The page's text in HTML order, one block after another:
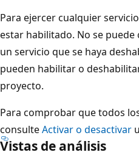
Para ejercer cualquier
estar habilitado. No se
un servicio que se haya
pueden habilitar o
proyecto.
Para comprobar que todos
consulteActivar o desactivar
Vistas de análisis